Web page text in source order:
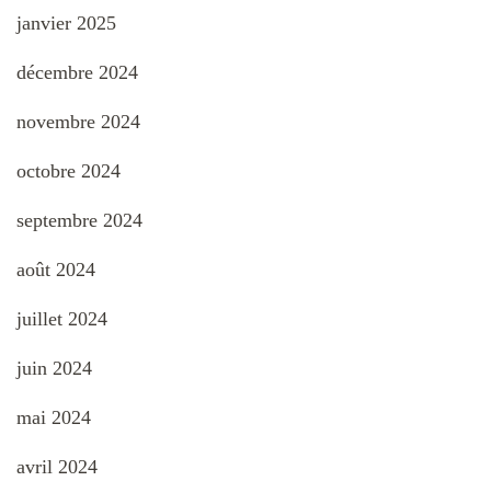
janvier 2025
décembre 2024
novembre 2024
octobre 2024
septembre 2024
août 2024
juillet 2024
juin 2024
mai 2024
avril 2024